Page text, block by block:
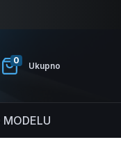
0
Ukupno
MODELU